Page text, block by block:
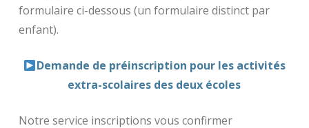
formulaire ci-dessous (un formulaire distinct par
enfant).
Demande de préinscription pour les activités
extra-scolaires des deux écoles
Notre service inscriptions vous confirmer